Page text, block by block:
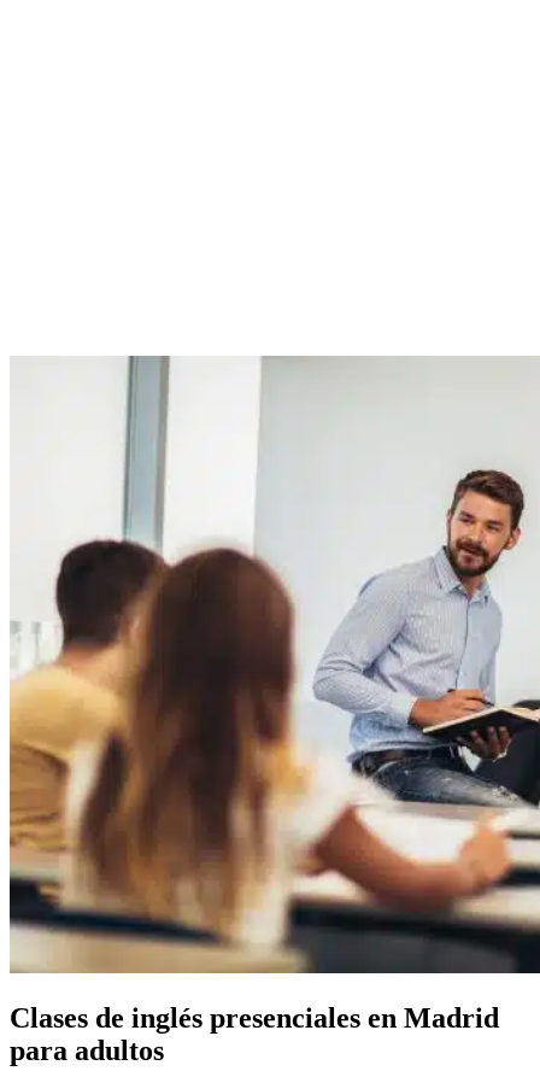
Clases de inglés presenciales en Madrid
para adultos